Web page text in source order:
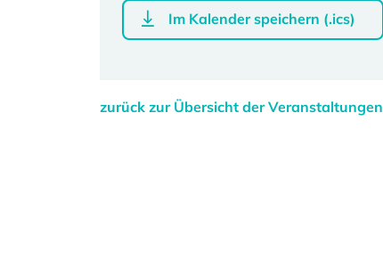
Im Kalender speichern (.ics)
zurück zur Übersicht der Veranstaltungen